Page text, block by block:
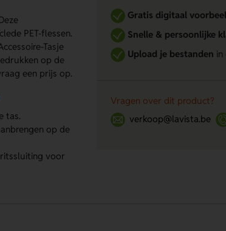
PET-flessen.
Tasje
op de
een prijs op.
tas.
op de
ritssluiting voor
Gratis digitaal
Snelle & persoonlijke
Upload je bestanden
Vragen over dit product?
verkoop@lavista.be